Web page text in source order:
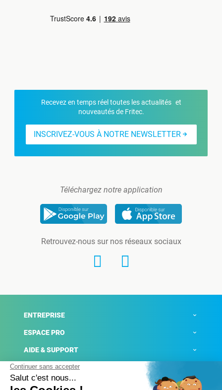
Recevez en temps réel toutes les actualités et
nouveautés de Fritec.
INSCRIVEZ-VOUS À NOTRE NEWSLETTER
Téléchargez notre application
Retrouvez-nous sur nos réseaux sociaux
ENTREPRISE
ESPACE PRO
AIDE & SUPPORT
ACTUALITÉS